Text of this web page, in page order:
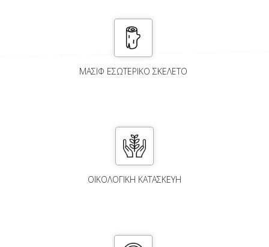
ΜΑΣΙΦ ΕΣΩΤΕΡΙΚΟ ΣΚΕΛΕΤΟ
ΟΙΚΟΛΟΓΙΚΗ ΚΑΤΑΣΚΕΥΗ